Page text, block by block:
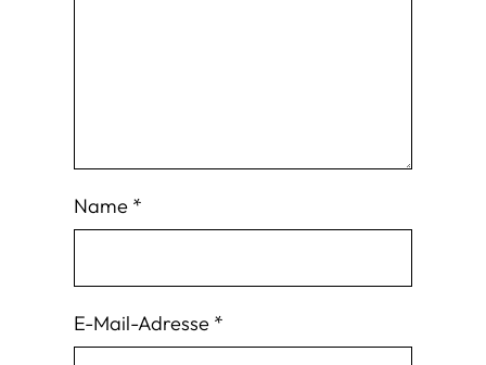
Name *
E-Mail-Adresse *